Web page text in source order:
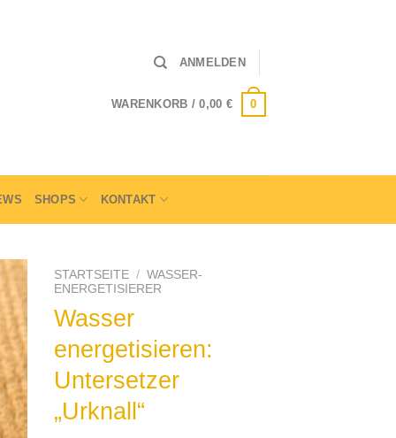
ANMELDEN
WARENKORB /0,00 € 0
SHOPS KONTAKT
STARTSEITE / WASSER-
ENERGETISIERER
Wasser
energetisieren:
Untersetzer
„Urknall“